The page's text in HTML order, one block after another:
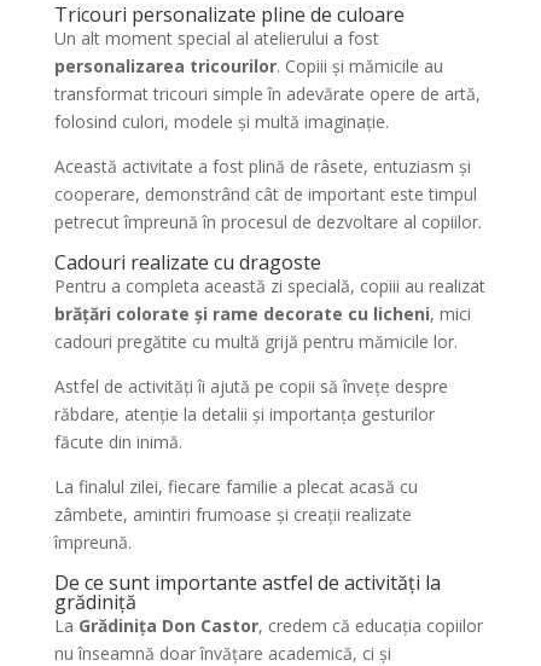
Tricouri personalizate pline de culoare
Un alt moment special al atelierului a fost
personalizarea tricourilor. Copiii și mămicile au
transformat tricouri simple în adevărate opere de artă,
folosind culori, modele și multă imaginație.
Această activitate a fost plină de râsete, entuziasm și
cooperare, demonstrând cât de important este timpul
petrecut împreună în procesul de dezvoltare al copiilor.
Cadouri realizate cu dragoste
Pentru a completa această zi specială, copiii au realizat
brățări colorate și rame decorate cu licheni, mici
cadouri pregătite cu multă grijă pentru mămicile lor.
Astfel de activități îi ajută pe copii să învețe despre
răbdare, atenție la detalii și importanța gesturilor
făcute din inimă.
La finalul zilei, fiecare familie a plecat acasă cu
zâmbete, amintiri frumoase și creații realizate
împreună.
De ce sunt importante astfel de activități la
grădiniță
La Grădinița Don Castor, credem că educația copiilor
nu înseamnă doar învățare academică, ci și